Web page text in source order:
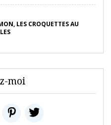
LES CROQUETTES AU
moi